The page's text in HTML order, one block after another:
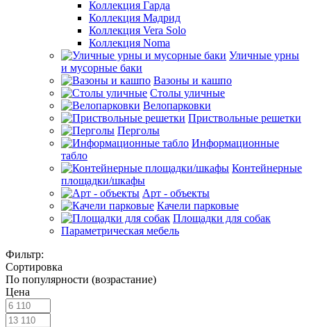
Коллекция Гарда
Коллекция Мадрид
Коллекция Vera Solo
Коллекция Noma
Уличные урны
и мусорные баки
Вазоны и кашпо
Столы уличные
Велопарковки
Приствольные решетки
Перголы
Информационные
табло
Контейнерные
площадки/шкафы
Арт - объекты
Качели парковые
Площадки для собак
Параметрическая мебель
Фильтр:
Сортировка
По популярности (возрастание)
Цена